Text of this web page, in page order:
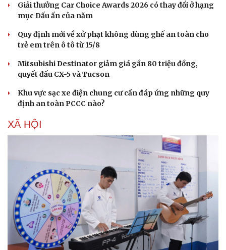
Giải thưởng Car Choice Awards 2026 có thay đổi ở hạng
mục Dấu ấn của năm
Quy định mới về xử phạt không dùng ghế an toàn cho
trẻ em trên ô tô từ 15/8
Mitsubishi Destinator giảm giá gần 80 triệu đồng,
quyết đấu CX-5 và Tucson
Khu vực sạc xe điện chung cư cần đáp ứng những quy
định an toàn PCCC nào?
XÃ HỘI